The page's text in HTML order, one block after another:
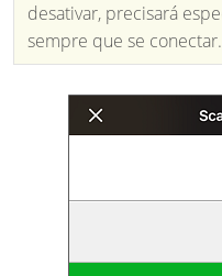
desativar, precisará
sempre que se conectar.